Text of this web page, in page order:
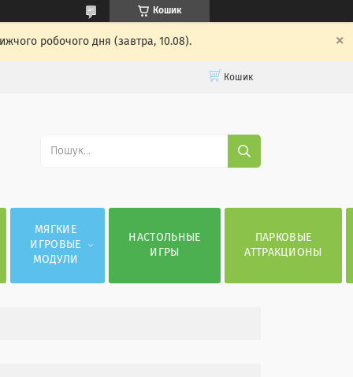
Кошик
робочого дня (завтра, 10.08).
Кошик
МЯГКИЕ
ИГРОВЫЕ
МОДУЛИ
НАСТОЛЬНЫЕ
ИГРЫ
ПАРКОВЫЕ
АТТРАКЦИОНЫ